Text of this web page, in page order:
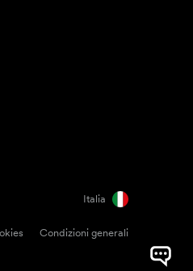
Italia
Condizioni generali